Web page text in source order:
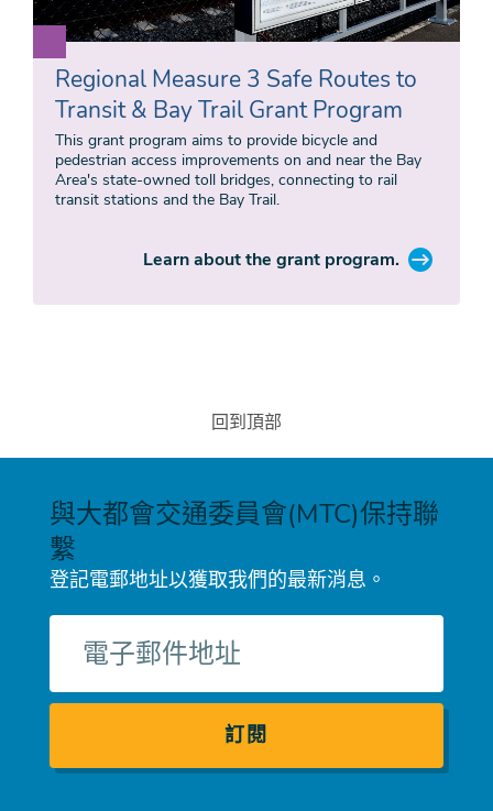
Regional Measure 3 Safe Routes to
Transit & Bay Trail Grant Program
This grant program aims to provide bicycle and
pedestrian access improvements on and near the Bay
Area's state-owned toll bridges, connecting to rail
transit stations and the Bay Trail.
Learn about the grant program.
回到頂部
與大都會交通委員會(MTC)保持聯
繫
登記電郵地址以獲取我們的最新消息。
郵
件